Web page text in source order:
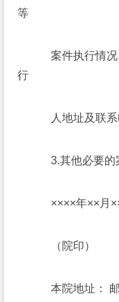
等
案件执行情况
行
人地址及联系
3.其他必要的
××××年××月
（院印）
本院地址： 邮